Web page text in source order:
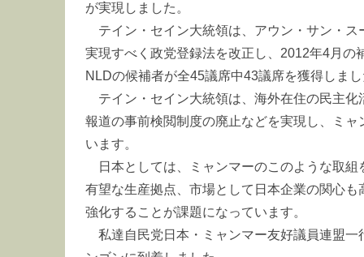
が実現しました。
テイン・セイン大統領は、アウン・サン・
実現すべく政党登録法を改正し、2012年4月の
NLDの候補者が全45議席中43議席を獲得しま
テイン・セイン大統領は、海外在住の民主
報道の事前検閲制度の廃止などを実現し、ミ
います。
日本としては、ミャンマーのこのような取
有望な生産拠点、市場として日本企業の関心
強化することが課題になっています。
私達自民党日本・ミャンマー友好議員連盟